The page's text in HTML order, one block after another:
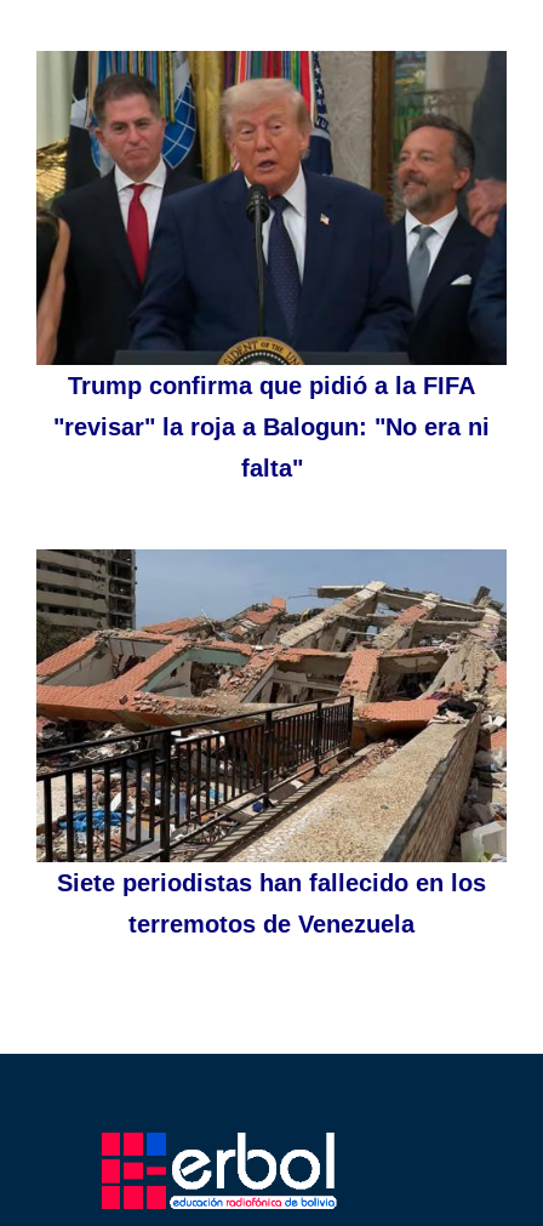
Trump confirma que pidió a la FIFA
"revisar" la roja a Balogun: "No era ni
falta"
Siete periodistas han fallecido en los
terremotos de Venezuela